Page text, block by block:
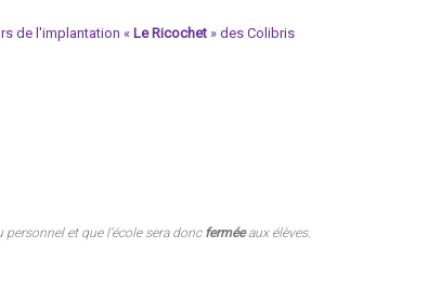
de l'implantation « Le Ricochet » des Colibris
et que l’école sera donc ferméeaux élèves.